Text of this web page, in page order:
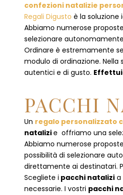
confezioni natalizie
Regali Digusto è la soluzione
Abbiamo numerose
selezionare
Ordinare è estremamente
modulo di ordinazione. Nella
autentici e di gusto.
PACCHI
Un regalo personalizzato
natalizie offriamo una
Abbiamo numerose
possibilità di selezionare
direttamente ai destinatari.
Scegliete i pacchi natalizi a
necessarie. I vostri pacchi